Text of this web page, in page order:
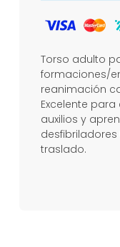
Torso adulto
formaciones/
reanimación
Excelente
auxilios y
desfibriladores
traslado.